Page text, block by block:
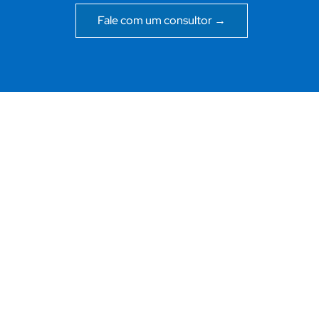
Fale com um consultor →